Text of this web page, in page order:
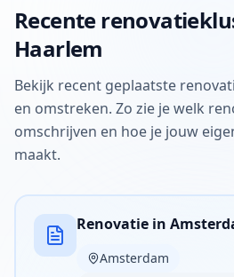
Recente
Haarlem
Bekijk recent geplaatste
en omstreken. Zo zie je welk
omschrijven en hoe je jouw
maakt.
Renovatie in
Amsterdam